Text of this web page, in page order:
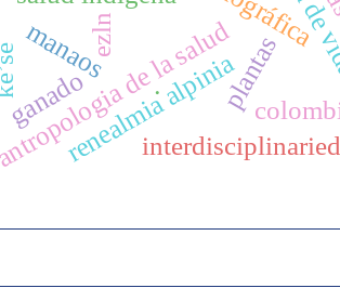
ezln de la salud
manaos plantas
renealmia alpinia
ganado .